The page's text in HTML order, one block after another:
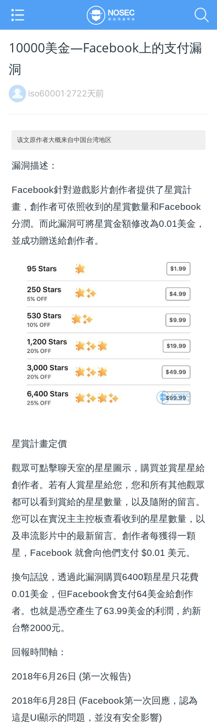
10000美金—Facebook上的支付漏
洞
iso60001·2722天前
该文原作者大概来自中国台湾地区
漏洞描述：
Facebook針對遊戲影片創作者提供了星賞計
畫，創作者可依照收到的星賞數量和Facebook
分潤。而此漏洞可將星賞金額修改為0.01美金，
並成功贈送給創作者。
星賞計畫定價
觀眾可點擊聊天室的星星圖示，購買並賞星星給
創作者。若有人賞星星給您，您和所有其他觀眾
都可以看到賞給的星星數量，以及隨附的留言。
您可以在實況主主控板查看收到的星星數量，以
及串流影片中的最新留言。創作者每獲得一顆
星，Facebook 就會向他們支付 $0.01 美元。
換句話說，透過此漏洞購買6400顆星星只花費
0.01美金，但Facebook會支付64美金給創作
者。也就是憑空產生了63.99美金的利潤，約新
台幣2000元。
回報時間軸：
2018年6月26日 (第一次報告)
2018年6月28日 (Facebook第一次回應，認為
這是UI顯示的問題，並沒有安全影響)